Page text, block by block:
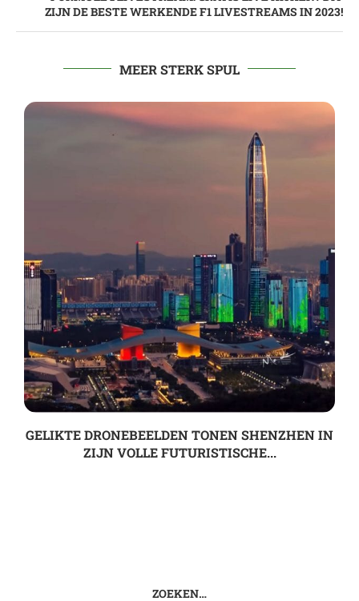
ZIJN DE BESTE WERKENDE F1 LIVESTREAMS IN 2023!
MEER STERK SPUL
GELIKTE DRONEBEELDEN TONEN SHENZHEN IN
ZIJN VOLLE FUTURISTISCHE...
ZOEKEN…